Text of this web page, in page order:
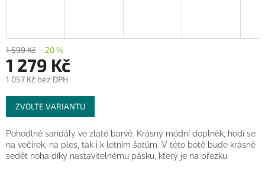
1 599 Kč –20 %
1 279 Kč
1 057 Kč bez DPH
Měrná
cena:
ZVOLTE VARIANTU
Pohodlné sandály ve zlaté barvě. Krásný módní doplněk, hodí se
na večírek, na ples, tak i k letním šatům. V této botě bude krásně
sedět noha díky nastavitelnému pásku, který je na přezku.